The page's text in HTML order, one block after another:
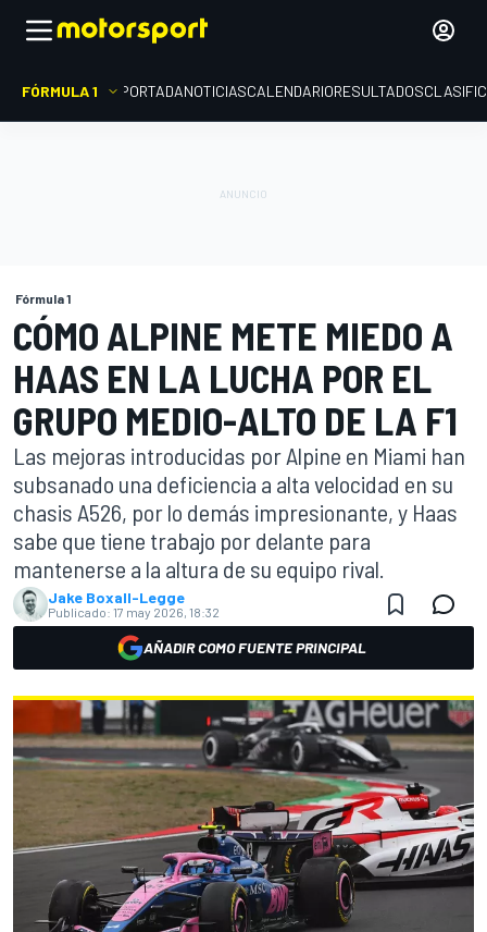
FÓRMULA 1 PORTADANOTICIASCALENDARIORESULTADOS
Fórmula 1
CÓMO ALPINE METE MIEDO A
HAAS EN LA LUCHA POR EL
GRUPO MEDIO-ALTO DE LA F1
Las mejoras introducidas por Alpine en Miami han
subsanado una deficiencia a alta velocidad en su
chasis A526, por lo demás impresionante, y Haas
sabe que tiene trabajo por delante para
mantenerse a la altura de su equipo rival.
Jake Boxall-Legge
Publicado: 17 may 2026, 18:32
AÑADIR COMO FUENTE PRINCIPAL